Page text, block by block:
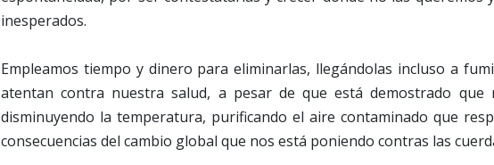
inesperados.
Empleamos tiempo y dinero para eliminarlas, llegándolas incluso a
atentan contra nuestra salud, a pesar de que está demostrado que
disminuyendo la temperatura, purificando el aire contaminado que
consecuencias del cambio global que nos está poniendo contras las